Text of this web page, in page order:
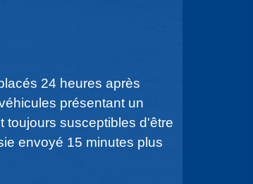
24 heures après
présentant un
toujours susceptibles d'être
envoyé 15 minutes plus